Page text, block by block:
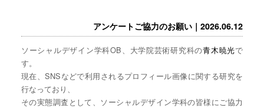
アンケートご協力のお願い｜2026.06.12
ソーシャルデザイン学科OB、大学院芸術研究科の青木暁光で
す。
現在、SNSなどで利用されるプロフィール画像に関する研究を
行なっており、
その実態調査として、ソーシャルデザイン学科の皆様にご協力